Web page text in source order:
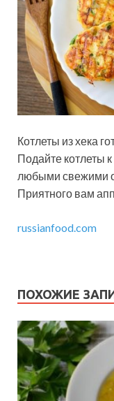
Котлеты из хека
Подайте котлеты
любыми свежими
Приятного вам
russianfood.com
ПОХОЖИЕ